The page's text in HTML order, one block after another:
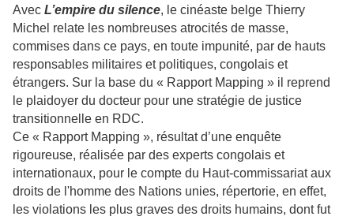
Avec L’empire du silence, le cinéaste belge Thierry
Michel relate les nombreuses atrocités de masse,
commises dans ce pays, en toute impunité, par de hauts
responsables militaires et politiques, congolais et
étrangers. Sur la base du « Rapport Mapping » il reprend
le plaidoyer du docteur pour une stratégie de justice
transitionnelle en RDC.
Ce « Rapport Mapping », résultat d’une enquête
rigoureuse, réalisée par des experts congolais et
internationaux, pour le compte du Haut-commissariat aux
droits de l'homme des Nations unies, répertorie, en effet,
les violations les plus graves des droits humains, dont fut